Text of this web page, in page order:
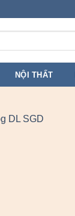
NỘI THẤT